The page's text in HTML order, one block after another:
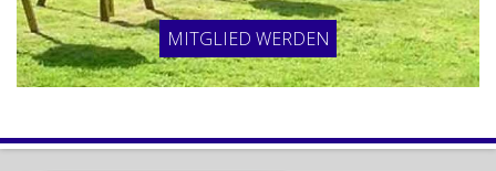
MITGLIED WERDEN